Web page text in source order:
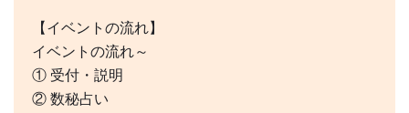
【イベントの流れ】
イベントの流れ～
① 受付・説明
② 数秘占い